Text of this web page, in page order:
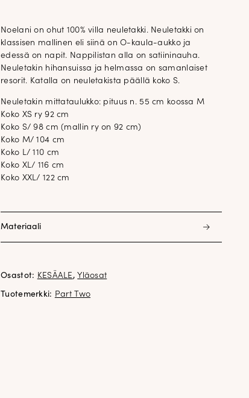
Noelani on ohut 100% villa neuletakki. Neuletakki on
klassisen mallinen eli siinä on O-kaula-aukko ja
edessä on napit. Nappilistan alla on satiininauha.
Neuletakin hihansuissa ja helmassa on samanlaiset
resorit. Katalla on neuletakista päällä koko S.
Neuletakin mittataulukko: pituus n. 55 cm koossa M
Koko XS ry 92 cm
Koko S/ 98 cm (mallin ry on 92 cm)
Koko M/ 104 cm
Koko L/ 110 cm
Koko XL/ 116 cm
Koko XXL/ 122 cm
Materiaali
Osastot: KESÄALE , Yläosat
Tuotemerkki: Part Two